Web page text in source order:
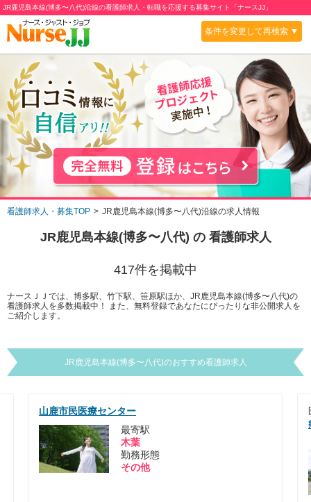
JR鹿児島本線(博多〜八代)沿線の看護師求人・転職を応援する募集サイト「ナースJJ」
条件を変更して再検索 ▼
看護師求人・募集TOP JR鹿児島本線(博多〜八代)沿線の求人情報
JR鹿児島本線(博多〜八代) の 看護師求人
417件を掲載中
ナースＪＪでは、博多駅、竹下駅、笹原駅ほか、JR鹿児島本線(博多〜八代)の
看護師求人を多数掲載中！ また、無料登録であなたにぴったりな非公開求人を
ご紹介します。
JR鹿児島本線(博多〜八代)のおすすめ看護師求人
医療法人 城南ヘルスケアグループ
病院
最寄駅
南熊本
勤務形態